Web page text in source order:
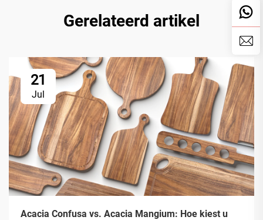
Gerelateerd artikel
21
Jul
Acacia Confusa vs. Acacia Mangium: Hoe kiest u